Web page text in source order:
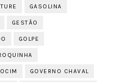
GASOLINA
GESTÃO
GOLPE
GOVERNO CHAVAL